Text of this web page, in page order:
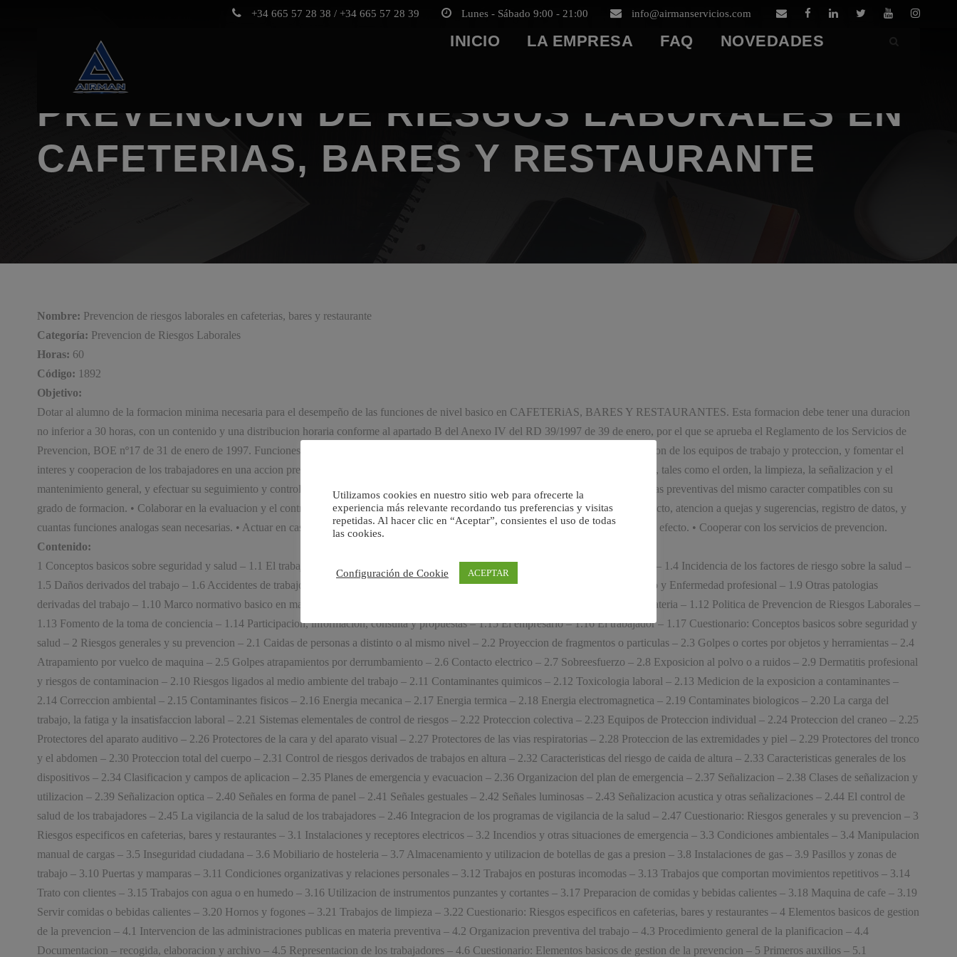
+34 665 57 28 38 / +34 665 57 28 39 Lunes - Sábado 9:00 - 21:00 info@airmanservicios.com
INICIO LA EMPRESA FAQ NOVEDADES
PREVENCION DE RIESGOS LABORALES EN
CAFETERIAS, BARES Y RESTAURANTE
Nombre: Prevencion de riesgos laborales en cafeterias, bares y restaurante
Categoría: Prevencion de Riesgos Laborales
Horas: 60
Código: 1892
Objetivo:
Dotar al alumno de la formacion minima necesaria para el desempeño de las funciones de nivel basico en CAFETERiAS, BARES Y RESTAURANTES. Esta formacion debe tener una duracion
no inferior a 30 horas, con un contenido y una distribucion horaria conforme al apartado B del Anexo IV del RD 39/1997 de 39 de enero, por el que se aprueba el Reglamento de los Servicios de
Prevencion, BOE nº17 de 31 de enero de 1997. Funciones de nivel basico: • Promover los comportamientos seguros y la correcta utilizacion de los equipos de trabajo y proteccion, y fomentar el
interes y cooperacion de los trabajadores en una accion preventiva integrada. • Promover, en particular, las actuaciones preventivas basicas, tales como el orden, la limpieza, la señalizacion y el
mantenimiento general, y efectuar su seguimiento y control. • Realizar evaluaciones elementales de riesgos y, en su caso, establecer medidas preventivas del mismo caracter compatibles con su
grado de formacion. • Colaborar en la evaluacion y el control de los riesgos generales y especificos de la empresa, efectuando visitas al efecto, atencion a quejas y sugerencias, registro de datos, y
cuantas funciones analogas sean necesarias. • Actuar en caso de emergencia y primeros auxilios gestionando las primeras intervenciones al efecto. • Cooperar con los servicios de prevencion.
Contenido:
1 Conceptos basicos sobre seguridad y salud – 1.1 El trabajo y la salud – 1.2 Los Riesgos Profesionales – 1.3 Factores de Riesgo Laboral – 1.4 Incidencia de los factores de riesgo sobre la salud –
1.5 Daños derivados del trabajo – 1.6 Accidentes de trabajo – 1.7 Enfermedades profesionales – 1.8 Diferencia entre Accidentes de trabajo y Enfermedad profesional – 1.9 Otras patologias
derivadas del trabajo – 1.10 Marco normativo basico en materia de prevencion de riesgos – 1.11 Deberes y obligaciones basicas en esta materia – 1.12 Politica de Prevencion de Riesgos Laborales –
1.13 Fomento de la toma de conciencia – 1.14 Participacion, informacion, consulta y propuestas – 1.15 El empresario – 1.16 El trabajador – 1.17 Cuestionario: Conceptos basicos sobre seguridad y
salud – 2 Riesgos generales y su prevencion – 2.1 Caidas de personas a distinto o al mismo nivel – 2.2 Proyeccion de fragmentos o particulas – 2.3 Golpes o cortes por objetos y herramientas – 2.4
Atrapamiento por vuelco de maquina – 2.5 Golpes atrapamientos por derrumbamiento – 2.6 Contacto electrico – 2.7 Sobreesfuerzo – 2.8 Exposicion al polvo o a ruidos – 2.9 Dermatitis profesional
y riesgos de contaminacion – 2.10 Riesgos ligados al medio ambiente del trabajo – 2.11 Contaminantes quimicos – 2.12 Toxicologia laboral – 2.13 Medicion de la exposicion a contaminantes –
2.14 Correccion ambiental – 2.15 Contaminantes fisicos – 2.16 Energia mecanica – 2.17 Energia termica – 2.18 Energia electromagnetica – 2.19 Contaminates biologicos – 2.20 La carga del
trabajo, la fatiga y la insatisfaccion laboral – 2.21 Sistemas elementales de control de riesgos – 2.22 Proteccion colectiva – 2.23 Equipos de Proteccion individual – 2.24 Proteccion del craneo – 2.25
Protectores del aparato auditivo – 2.26 Protectores de la cara y del aparato visual – 2.27 Protectores de las vias respiratorias – 2.28 Proteccion de las extremidades y piel – 2.29 Protectores del tronco
y el abdomen – 2.30 Proteccion total del cuerpo – 2.31 Control de riesgos derivados de trabajos en altura – 2.32 Caracteristicas del riesgo de caida de altura – 2.33 Caracteristicas generales de los
dispositivos – 2.34 Clasificacion y campos de aplicacion – 2.35 Planes de emergencia y evacuacion – 2.36 Organizacion del plan de emergencia – 2.37 Señalizacion – 2.38 Clases de señalizacion y
utilizacion – 2.39 Señalizacion optica – 2.40 Señales en forma de panel – 2.41 Señales gestuales – 2.42 Señales luminosas – 2.43 Señalizacion acustica y otras señalizaciones – 2.44 El control de
salud de los trabajadores – 2.45 La vigilancia de la salud de los trabajadores – 2.46 Integracion de los programas de vigilancia de la salud – 2.47 Cuestionario: Riesgos generales y su prevencion – 3
Riesgos especificos en cafeterias, bares y restaurantes – 3.1 Instalaciones y receptores electricos – 3.2 Incendios y otras situaciones de emergencia – 3.3 Condiciones ambientales – 3.4 Manipulacion
manual de cargas – 3.5 Inseguridad ciudadana – 3.6 Mobiliario de hosteleria – 3.7 Almacenamiento y utilizacion de botellas de gas a presion – 3.8 Instalaciones de gas – 3.9 Pasillos y zonas de
trabajo – 3.10 Puertas y mamparas – 3.11 Condiciones organizativas y relaciones personales – 3.12 Trabajos en posturas incomodas – 3.13 Trabajos que comportan movimientos repetitivos – 3.14
Trato con clientes – 3.15 Trabajos con agua o en humedo – 3.16 Utilizacion de instrumentos punzantes y cortantes – 3.17 Preparacion de comidas y bebidas calientes – 3.18 Maquina de cafe – 3.19
Servir comidas o bebidas calientes – 3.20 Hornos y fogones – 3.21 Trabajos de limpieza – 3.22 Cuestionario: Riesgos especificos en cafeterias, bares y restaurantes – 4 Elementos basicos de gestion
de la prevencion – 4.1 Intervencion de las administraciones publicas en materia preventiva – 4.2 Organizacion preventiva del trabajo – 4.3 Procedimiento general de la planificacion – 4.4
Documentacion – recogida, elaboracion y archivo – 4.5 Representacion de los trabajadores – 4.6 Cuestionario: Elementos basicos de gestion de la prevencion – 5 Primeros auxilios – 5.1
Consultores especializados en Servicios para Pymes y
Esta empresa ha sido beneficiaria de una subvención
concedida por la Comunidad de Madrid destinada al
fomento de la contratación de personas desempleadas en
el marco de las políticas activas de empleo 2026
c/ Escarcha 5, 28760, Tres Cantos-Madrid
(+34) 665 572 839
Aviso Legal
Política de Privacidad
Política de Cookies
Utilizamos cookies en nuestro sitio web para ofrecerte la
experiencia más relevante recordando tus preferencias y visitas
repetidas. Al hacer clic en “Aceptar”, consientes el uso de todas
las cookies.
Configuración de Cookie ACEPTAR